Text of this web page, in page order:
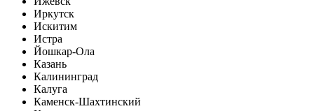
Иркутск
Искитим
Истра
Йошкар-Ола
Казань
Калининград
Калуга
Каменск-Шахтинский